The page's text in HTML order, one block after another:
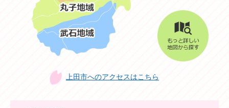
上田市へのアクセスはこちら